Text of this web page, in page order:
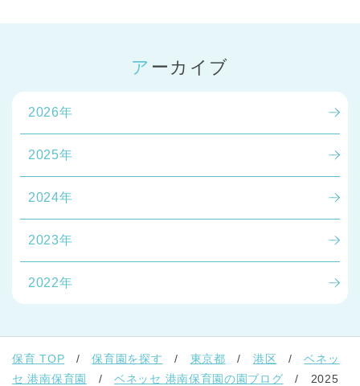
アーカイブ
2026年
2025年
2024年
2023年
2022年
保育 TOP 保育園を探す 東京都 港区
ベネッ
セ 港南保育園
ベネッセ 港南保育園の園ブログ
2025